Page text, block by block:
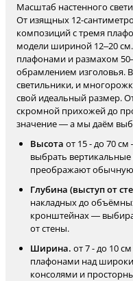
Масштаб настенного
От изящных 12-
композиций с тремя
модели шириной 12–20
плафонами и размахом
обрамлением изголовья.
светильники, и
свой идеальный размер.
скромной прихожей до
значение — а мы даём
Высота от 15 - до 70
выбрать
преображают обычную
Глубина (выступ от
накладных до
кронштейнах —
от стены.
Ширина. от 7 - до 10
плафонами над
консолями и